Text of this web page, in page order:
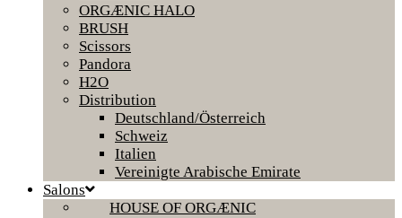
ORGÆNIC HALO
BRUSH
Scissors
Pandora
H2O
Distribution
Deutschland/Österreich
Schweiz
Italien
Vereinigte Arabische Emirate
Salons
HOUSE OF ORGÆNIC